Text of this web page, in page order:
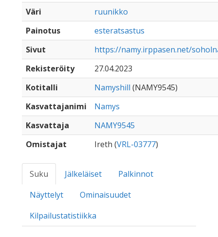
Väri
ruunikko
Painotus
esteratsastus
Sivut
https://namy.irppasen.net/
Rekisteröity
27.04.2023
Kotitalli
Namyshill (NAMY9545)
Kasvattajanimi
Namys
Kasvattaja
NAMY9545
Omistajat
Ireth (VRL-03777)
Suku Jälkeläiset
Palkinnot
Näyttelyt
Ominaisuudet
Kilpailustatistiikka